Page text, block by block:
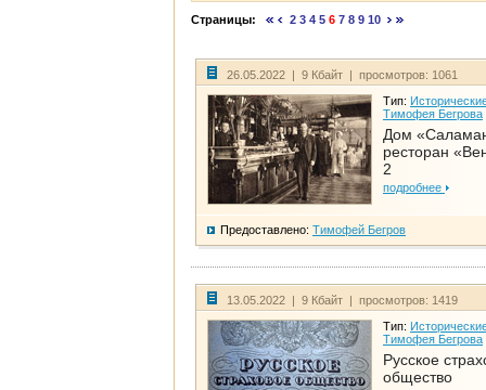
Страницы: 2 3 4 5 6 7 8 9 10
26.05.2022 | 9 Кбайт | просмотров: 1061
Тип:
Тимофея Бегрова
Дом
ресторан
2
подробнее
Предоставлено: Тимофей Бегров
13.05.2022 | 9 Кбайт | просмотров: 1419
Тип:
Тимофея Бегрова
Русское
общество